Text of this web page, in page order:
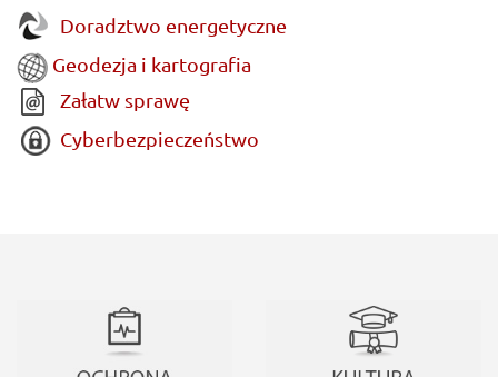
Doradztwo energetyczne
Geodezja i kartografia
Załatw sprawę
Cyberbezpieczeństwo